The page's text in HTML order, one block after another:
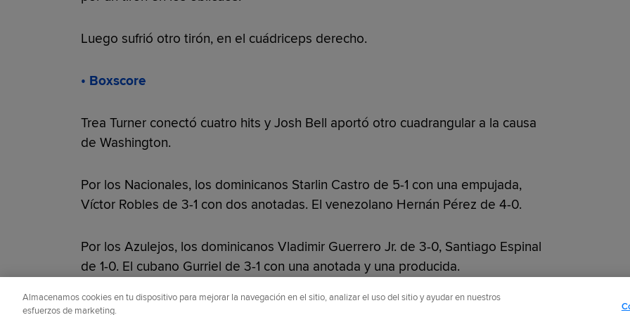
Luego sufrió otro tirón, en el cuádriceps derecho.
• Boxscore
Trea Turner conectó cuatro hits y Josh Bell aportó otro cuadrangular a la causa
de Washington.
Por los Nacionales, los dominicanos Starlin Castro de 5-1 con una empujada,
Víctor Robles de 3-1 con dos anotadas. El venezolano Hernán Pérez de 4-0.
Por los Azulejos, los dominicanos Vladimir Guerrero Jr. de 3-0, Santiago Espinal
de 1-0. El cubano Gurriel de 3-1 con una anotada y una producida.
¿Te gustó este artículo?
Almacenamos cookies en tu dispositivo para mejorar la navegación en el sitio, analizar el uso del sitio y ayudar en nuestros
esfuerzos de marketing.